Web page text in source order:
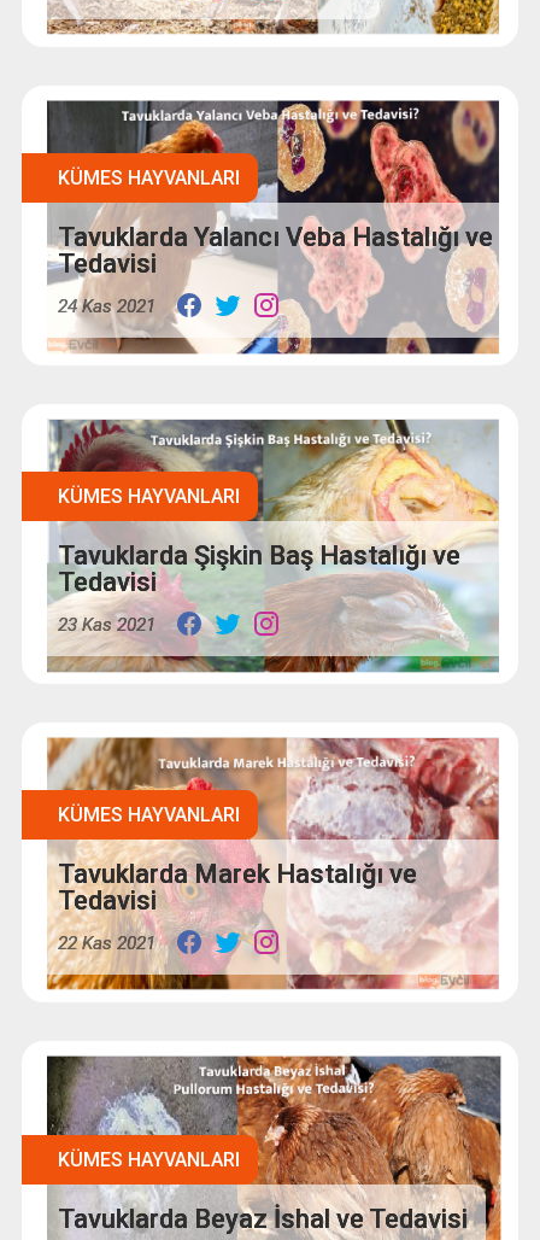
KÜMES HAYVANLARI
Tavuklarda Yalancı Veba Hastalığı ve
Tedavisi
24 Kas 2021
KÜMES HAYVANLARI
Tavuklarda Şişkin Baş Hastalığı ve
Tedavisi
23 Kas 2021
KÜMES HAYVANLARI
Tavuklarda Marek Hastalığı ve
Tedavisi
22 Kas 2021
KÜMES HAYVANLARI
Tavuklarda Beyaz İshal ve Tedavisi